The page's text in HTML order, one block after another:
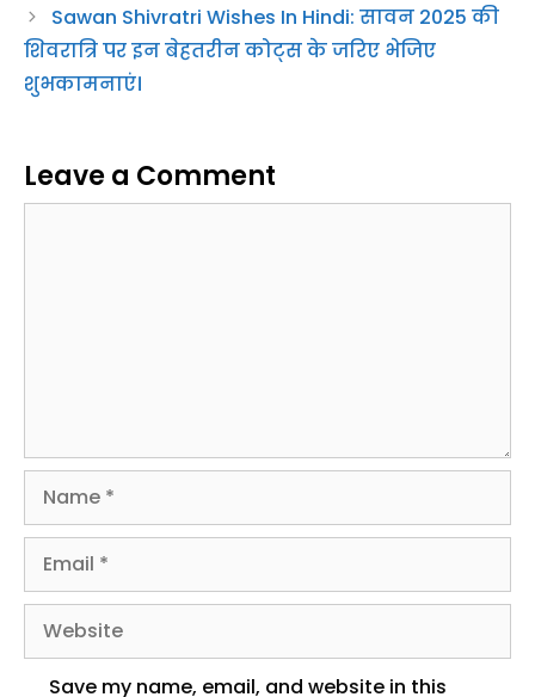
Sawan Shivratri Wishes In Hindi: सावन 2025 की
शिवरात्रि पर इन बेहतरीन कोट्स के जरिए भेजिए
शुभकामनाएं।
Leave a Comment
Name
Email
Website
Save my name, email, and website in this